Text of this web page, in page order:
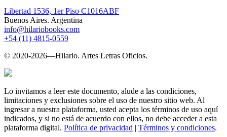
Libertad 1536, 1er Piso C1016ABF
Buenos Aires. Argentina
info@hilariobooks.com
+54 (11) 4815-0559
© 2020-2026—Hilario. Artes Letras Oficios.
Lo invitamos a leer este documento, alude a las condiciones,
limitaciones y exclusiones sobre el uso de nuestro sitio web. Al
ingresar a nuestra plataforma, usted acepta los términos de uso aquí
indicados, y si no está de acuerdo con ellos, no debe acceder a esta
plataforma digital. Política de privacidad | Términos y condiciones.